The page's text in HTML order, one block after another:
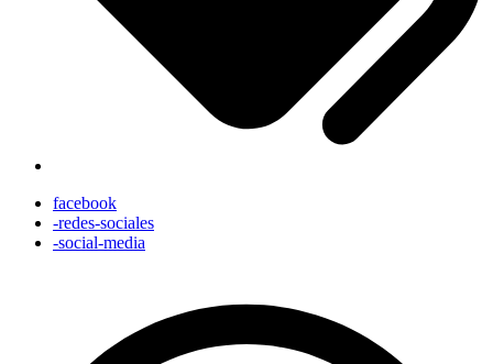
facebook
-redes-sociales
-social-media